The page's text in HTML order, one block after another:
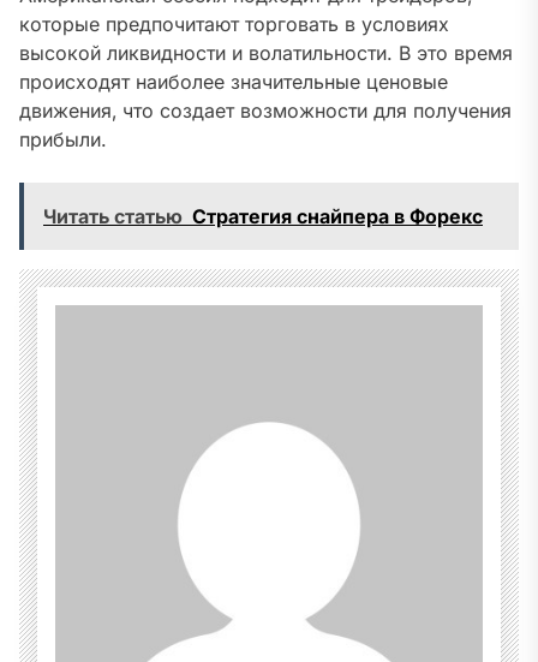
которые предпочитают торговать в условиях
высокой ликвидности и волатильности. В это время
происходят наиболее значительные ценовые
движения‚ что создает возможности для получения
прибыли.
Читать статью Стратегия снайпера в Форекс